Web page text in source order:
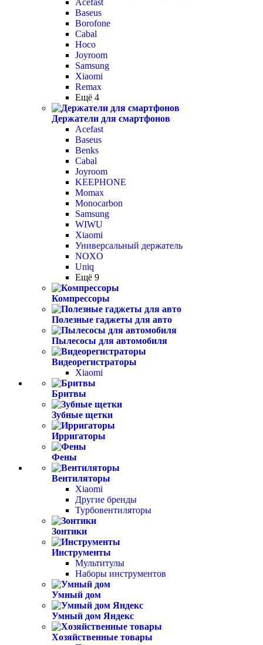
Acefast
Baseus
Borofone
Cabal
Hoco
Joyroom
Samsung
Xiaomi
Remax
Ещё 4
Держатели для смартфонов
Acefast
Baseus
Benks
Cabal
Joyroom
KEEPHONE
Momax
Monocarbon
Samsung
WIWU
Xiaomi
Универсальный держатель
NOXO
Uniq
Ещё 9
Компрессоры
Полезные гаджеты для авто
Пылесосы для автомобиля
Видеорегистраторы
Xiaomi
Бритвы
Зубные щетки
Ирригаторы
Фены
Вентиляторы
Xiaomi
Другие бренды
Турбовентиляторы
Зонтики
Инструменты
Мультитулы
Наборы инструментов
Умный дом
Умный дом Яндекс
Хозяйственные товары